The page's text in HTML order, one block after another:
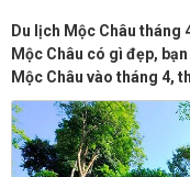
Du lịch Mộc Châu tháng
Mộc Châu có gì đẹp,
Mộc Châu vào tháng 4,